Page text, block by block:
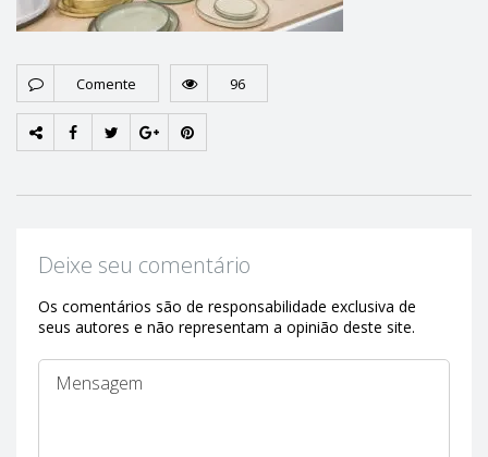
Comente 96
Deixe seu comentário
Os comentários são de responsabilidade exclusiva de
seus autores e não representam a opinião deste site.